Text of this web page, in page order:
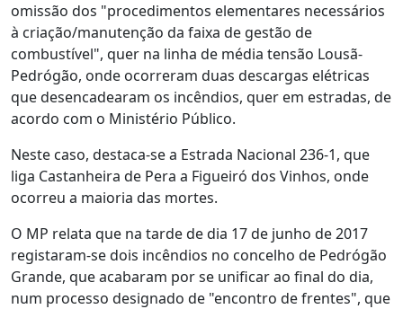
omissão dos "procedimentos elementares necessários
à criação/manutenção da faixa de gestão de
combustível", quer na linha de média tensão Lousã-
Pedrógão, onde ocorreram duas descargas elétricas
que desencadearam os incêndios, quer em estradas, de
acordo com o Ministério Público.
Neste caso, destaca-se a Estrada Nacional 236-1, que
liga Castanheira de Pera a Figueiró dos Vinhos, onde
ocorreu a maioria das mortes.
O MP relata que na tarde de dia 17 de junho de 2017
registaram-se dois incêndios no concelho de Pedrógão
Grande, que acabaram por se unificar ao final do dia,
num processo designado de "encontro de frentes", que